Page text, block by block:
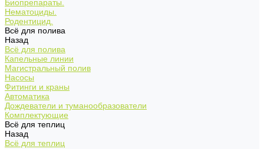
Биопрепараты.
Нематоциды.
Родентицид.
Всё для полива
Назад
Всё для полива
Капельные линии
Магистральный полив
Насосы
Фитинги и краны
Автоматика
Дождеватели и туманообразователи
Комплектующие
Всё для теплиц
Назад
Всё для теплиц